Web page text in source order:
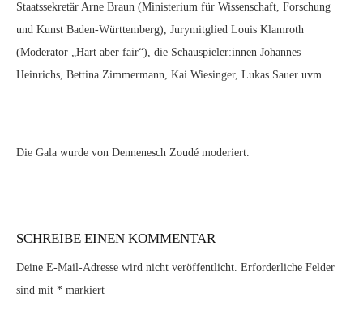
Staatssekretär Arne Braun (Ministerium für Wissenschaft, Forschung
und Kunst Baden-Württemberg), Jurymitglied Louis Klamroth
(Moderator „Hart aber fair“), die Schauspieler:innen Johannes
Heinrichs, Bettina Zimmermann, Kai Wiesinger, Lukas Sauer uvm.
Die Gala wurde von Dennenesch Zoudé moderiert.
SCHREIBE EINEN KOMMENTAR
Deine E-Mail-Adresse wird nicht veröffentlicht. Erforderliche Felder
sind mit * markiert